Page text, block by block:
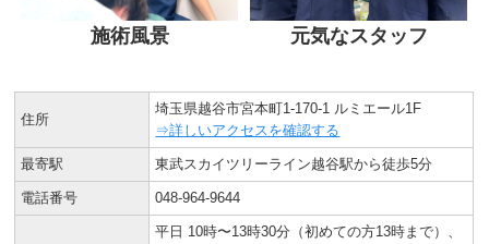
施術風景 元気なスタッフ
住所
埼玉県越谷市宮本町1-170-1 ルミエール1F
⇒詳しいアクセスを確認する
最寄駅 東武スカイツリーライン越谷駅から徒歩5分
電話番号 048-964-9644
平日 10時〜13時30分（初めての方13時まで）、